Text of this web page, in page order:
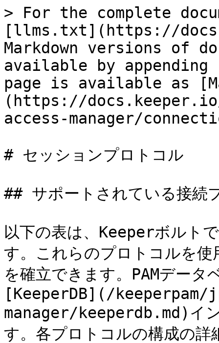
> For the complete
[llms.txt](https://
Markdown versions of
available by
page is available as
(https://
access-manager/
# セッションプロトコル
## サポートされている接続
以下の表は、Keeperボルト
す。これらのプロトコルを
を確立できます。PAMデー
[KeeperDB](/
manager/keeperdb.md)イ
す。各プロトコルの構成の